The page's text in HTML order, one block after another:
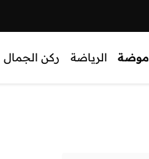
موضة الرياضة ركن الجمال